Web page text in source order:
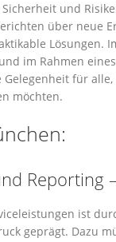
und
über neue
Lösungen.
im Rahmen
für
möchten.
ist
geprägt. Dazu